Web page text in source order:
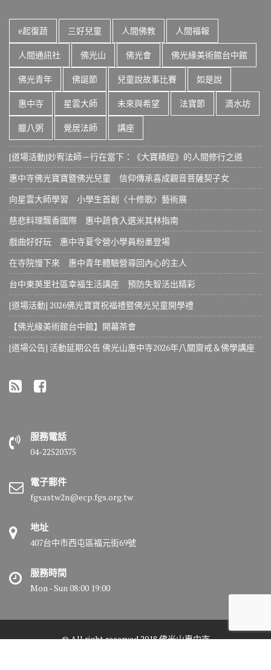
e起復蔬 三好兒童 人間佛教 人間福報
人間通訊社 佛光山 佛光會 佛光緣美術館台中館
佛光青年 佛誕節 兒童說故事比賽 如是說
惠中寺 星雲大師 未來與希望 法寶節 滴水坊
臘八粥 覺居法師 講座
[道場活動]妙宥法師－行在當下：《大寶積經》的人間修行之道
惠中寺佛光寶寶暨佛光兒童 信仰傳承喜成觀音菩薩契子女
向星雲大師學習 小學生首創〈十修歌〉藝術展
慈悲料理飄香國際 惠中蔬食入選米其林指南
戲曲好好玩 惠中寺夏令營小學員粉墨登場
在寺院慢下來 惠中青年體驗營尋回內心的主人
台中東英里社區幸福生活講座 預防失智活出精彩
[道場活動] 2026佛光寶寶祝福禮暨佛光兒童開學禮
【佛光緣美術館台中館】開幕茶會
[道場公告] 活動延期公告 佛光山惠中寺2026年八關齋戒＆佛學講座
服務電話
04-22520375
電子郵件
fgsastw2n@ecp.fgs.org.tw
地址
407台中市西屯區福元街69號
服務時間
Mon - Sun 08:00 19:00
© All right reserved 2018 佛光山惠中寺